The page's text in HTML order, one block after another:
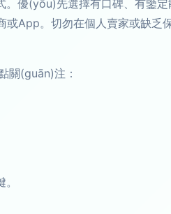
。優(yōu)先選擇有口碑、有鑒
或App。切勿在個人賣家或缺乏
關(guān)注：